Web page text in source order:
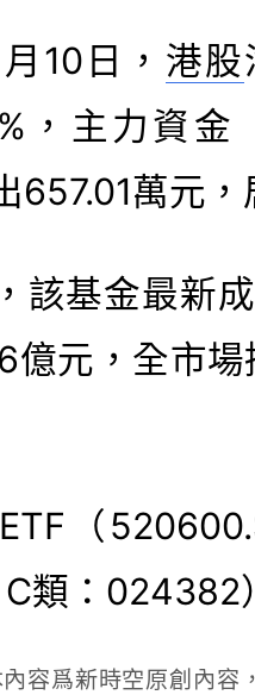
10日， 港股
，主力資金
657.01萬元
該基金最新
億元，全市
（
類：024382
內容爲新時空原創內容